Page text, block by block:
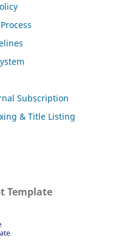
Subscription
& Title Listing
Template